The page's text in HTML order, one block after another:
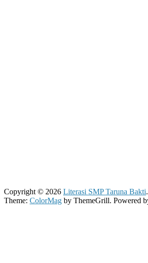
Copyright © 2026 Literasi SMP Taruna Bakti
Theme: ColorMag by ThemeGrill. Powered